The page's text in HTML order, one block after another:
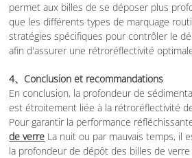
permet aux billes de se déposer plus
que les différents types de marquage
stratégies spécifiques pour contrôler le
afin d'assurer une rétroréflectivité
4、Conclusion et recommandations
En conclusion, la profondeur de
est étroitement liée à la rétroréflectivité
Pour garantir la performance
de verre La nuit ou par mauvais temps, il
la profondeur de dépôt des billes de